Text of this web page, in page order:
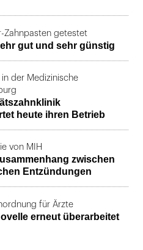
Zahnpasten getestet
gut und sehr günstig
der Medizinische
heute ihren Betrieb
von MIH
zwischen
Entzündungen
für Ärzte
erneut überarbeitet